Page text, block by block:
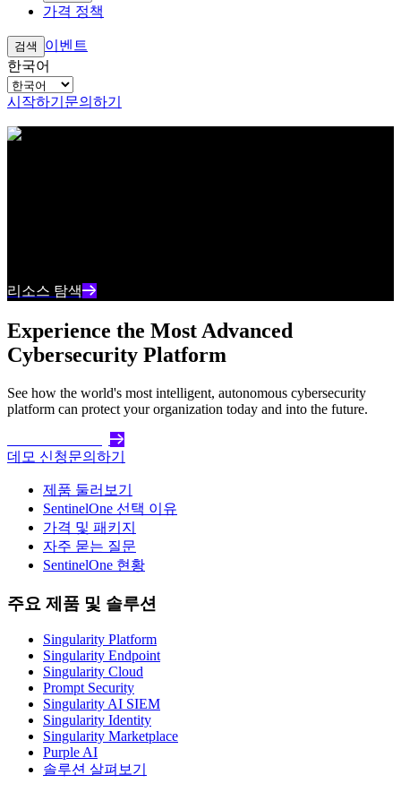
가격 정책
검색
이벤트
한국어
시작하기 문의하기
아이브로우 테스트 콘텐츠 텍스트
리소스 탐색
Experience the Most Advanced
Cybersecurity Platform
See how the world's most intelligent, autonomous cybersecurity
platform can protect your organization today and into the future.
데모 신청문의하기
제품 둘러보기
SentinelOne 선택 이유
가격 및 패키지
자주 묻는 질문
SentinelOne 현황
주요 제품 및 솔루션
Singularity Platform
Singularity Endpoint
Singularity Cloud
Prompt Security
Singularity AI SIEM
Singularity Identity
Singularity Marketplace
Purple AI
솔루션 살펴보기